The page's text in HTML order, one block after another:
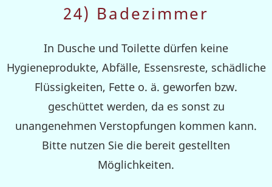
24) Badezimmer
In Dusche und Toilette dürfen keine
Hygieneprodukte, Abfälle, Essensreste, schädliche
Flüssigkeiten, Fette o. ä. geworfen bzw.
geschüttet werden, da es sonst zu
unangenehmen Verstopfungen kommen kann.
Bitte nutzen Sie die bereit gestellten
Möglichkeiten.